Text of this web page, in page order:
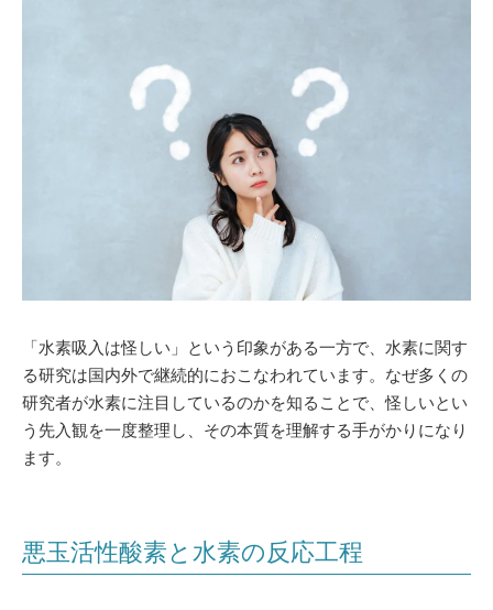
「水素吸入は怪しい」という印象がある一方で、水素に関す
る研究は国内外で継続的におこなわれています。なぜ多くの
研究者が水素に注目しているのかを知ることで、怪しいとい
う先入観を一度整理し、その本質を理解する手がかりになり
ます。
悪玉活性酸素と水素の反応工程